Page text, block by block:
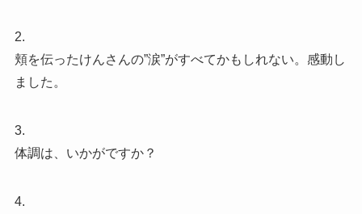
2.
頬を伝ったけんさんの”涙”がすべてかもしれない。感動し
ました。
3.
体調は、いかがですか？
4.